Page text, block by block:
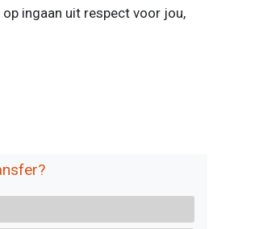
ingaan uit respect voor jou,